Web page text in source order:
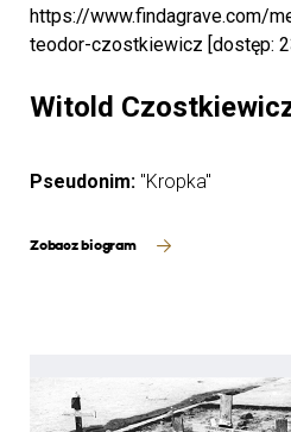
https://www.findagrave.com/
teodor-czostkiewicz [dostęp:
Witold
Pseudonim: "Kropka"
Zobacz biogram